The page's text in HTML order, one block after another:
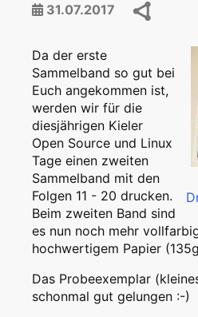
31.07.2017
Da der erste
Sammelband so gut bei
Euch angekommen ist,
werden wir für die
diesjährigen Kieler
Open Source und Linux
Tage einen zweiten
Sammelband mit den
Folgen 11 - 20 drucken.
Beim zweiten Band sind
es nun noch mehr
hochwertigem Papier
Das Probeexemplar
schonmal gut gelungen :-)